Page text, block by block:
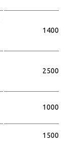
1400
2500
1000
1500